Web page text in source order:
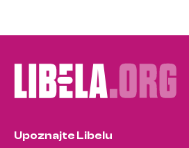
Upoznajte Libelu